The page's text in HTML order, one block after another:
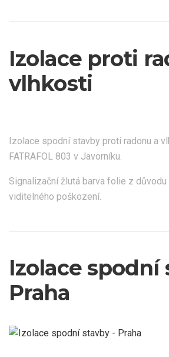
Izolace proti
vlhkosti
Izolace spodní stavby proti radonu a
FATRAFOL 803 v Javorníku.
Signalizační žlutá barva folie z
viditelného poškození.
Izolace spodní
Praha